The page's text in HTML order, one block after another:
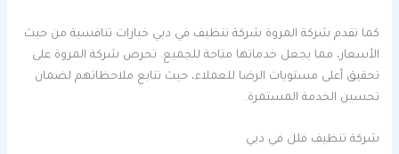
كما تقدم شركة المروة شركة تنظيف في دبي خيارات تنافسية من حيث
الأسعار، مما يجعل خدماتها متاحة للجميع. تحرص شركة المروة على
تحقيق أعلى مستويات الرضا للعملاء، حيث تتابع ملاحظاتهم لضمان
تحسين الخدمة المستمرة.
شركة تنظيف فلل في دبي